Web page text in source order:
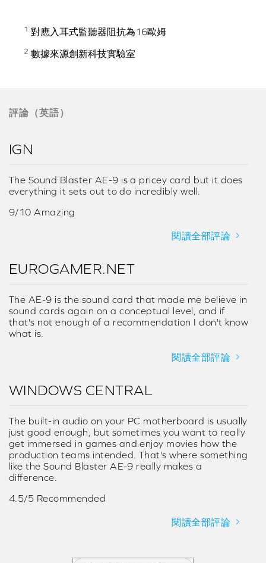
1 對應入耳式監聽器阻抗為16歐姆
2 數據來源創新科技實驗室
評論（英語）
IGN
The Sound Blaster AE-9 is a pricey card but it does
everything it sets out to do incredibly well.
9/10 Amazing
閱讀全部評論
EUROGAMER.NET
The AE-9 is the sound card that made me believe in
sound cards again on a conceptual level, and if
that's not enough of a recommendation I don't know
what is.
閱讀全部評論
WINDOWS CENTRAL
The built-in audio on your PC motherboard is usually
just good enough, but sometimes you want to really
get immersed in games and enjoy movies how the
production teams intended. That's where something
like the Sound Blaster AE-9 really makes a
difference.
4.5/5 Recommended
閱讀全部評論